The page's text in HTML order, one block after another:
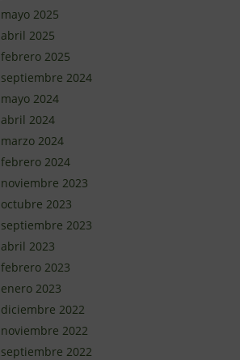
mayo 2025
abril 2025
febrero 2025
septiembre 2024
mayo 2024
abril 2024
marzo 2024
febrero 2024
noviembre 2023
octubre 2023
septiembre 2023
abril 2023
febrero 2023
enero 2023
diciembre 2022
noviembre 2022
septiembre 2022